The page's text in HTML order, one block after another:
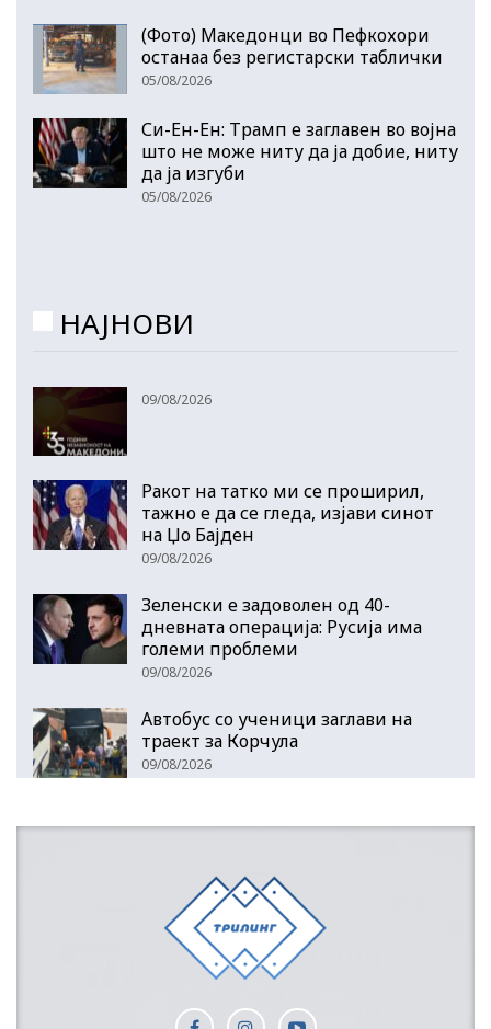
(Фото) Македонци во Пефкохори
останаа без регистарски таблички
05/08/2026
Си-Ен-Ен: Трамп е заглавен во војна
што не може ниту да ја добие, ниту
да ја изгуби
05/08/2026
НАЈНОВИ
09/08/2026
Ракот на татко ми се проширил,
тажно е да се гледа, изјави синот
на Џо Бајден
09/08/2026
Зеленски е задоволен од 40-
дневната операција: Русија има
големи проблеми
09/08/2026
Автобус со ученици заглави на
траект за Корчула
09/08/2026